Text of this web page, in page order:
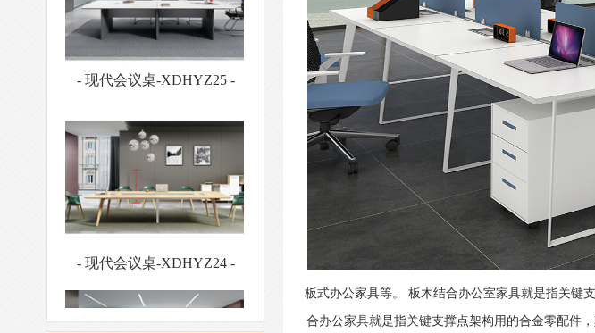
- 现代会议桌-XDHYZ22 -
板式办公家具等。 板木结合办公室家具就是指关键
合办公家具就是指关键支撑点架构用的合金零配件